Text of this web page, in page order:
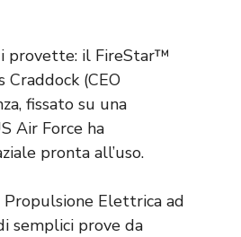
provette: il FireStar™
(CEO
fissato su una
Air Force ha
pronta all’uso.
Elettrica ad
semplici prove da